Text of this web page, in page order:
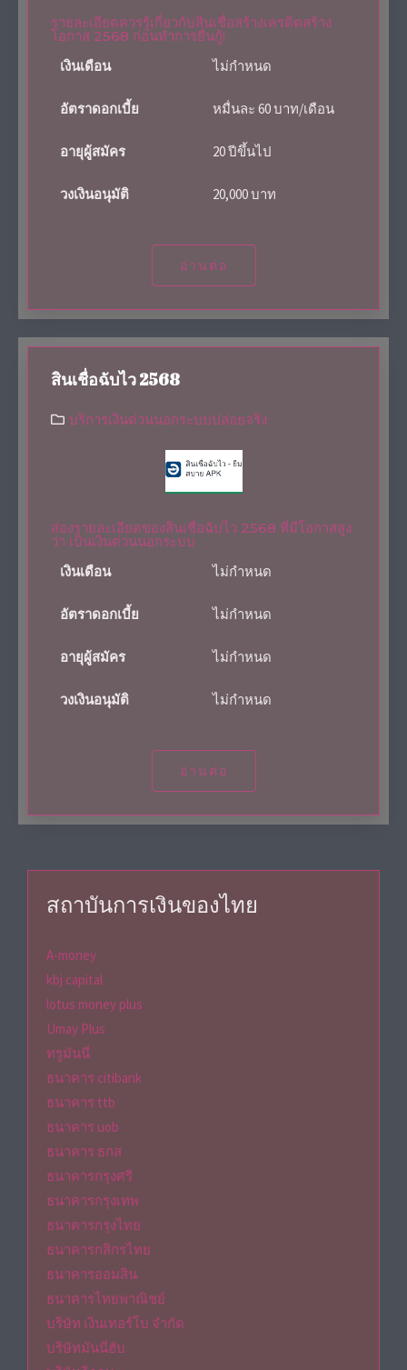
รายละเอียดควรรู้เกี่ยวกับสินเชื่อสร้างเครดิตสร้าง
โอกาส 2568 ก่อนทำการยื่นกู้!
เงินเดือน
ไม่กำหนด
อัตราดอกเบี้ย หมื่นละ 60 บาท/เดือน
อายุผู้สมัคร 20 ปีขึ้นไป
วงเงินอนุมัติ 20,000 บาท
อ่านต่อ
สินเชื่อฉับไว 2568
บริการเงินด่วนนอกระบบปล่อยจริง
ส่องรายละเอียดของสินเชื่อฉับไว 2568 ที่มีโอกาสสูง
ว่า เป็นเงินด่วนนอกระบบ
เงินเดือน
ไม่กำหนด
อัตราดอกเบี้ย ไม่กำหนด
อายุผู้สมัคร ไม่กำหนด
วงเงินอนุมัติ ไม่กำหนด
อ่านต่อ
สถาบันการเงินของไทย
A-money
kbj capital
lotus money plus
Umay Plus
ทรูมันนี่
ธนาคาร citibank
ธนาคาร ttb
ธนาคาร uob
ธนาคาร ธกส
ธนาคารกรุงศรี
ธนาคารกรุงเทพ
ธนาคารกรุงไทย
ธนาคารกสิกรไทย
ธนาคารออมสิน
ธนาคารไทยพาณิชย์
บริษัท เงินเทอร์โบ จำกัด
บริษัทมันนี่ฮับ